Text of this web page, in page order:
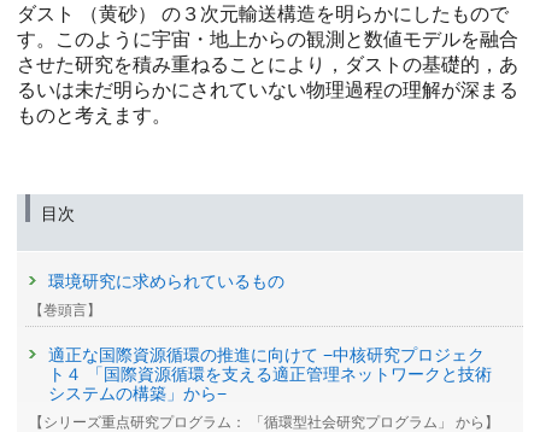
ダスト （黄砂） の３次元輸送構造を明らかにしたもので
す。このように宇宙・地上からの観測と数値モデルを融合
させた研究を積み重ねることにより，ダストの基礎的，あ
るいは未だ明らかにされていない物理過程の理解が深まる
ものと考えます。
目次
環境研究に求められているもの
【巻頭言】
適正な国際資源循環の推進に向けて −中核研究プロジェク
ト４ 「国際資源循環を支える適正管理ネットワークと技術
システムの構築」から−
【シリーズ重点研究プログラム： 「循環型社会研究プログラム」 から】